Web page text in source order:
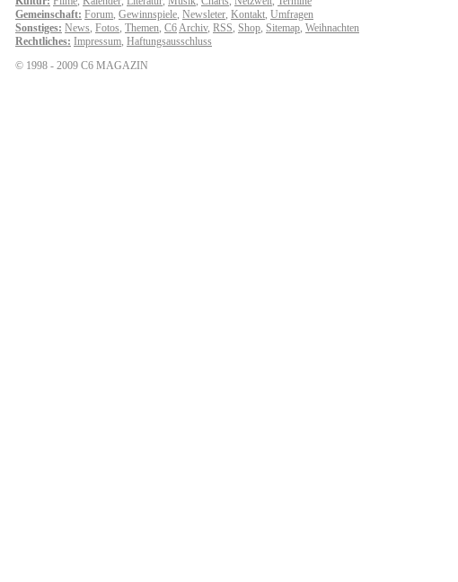
Gemeinschaft: Forum, Gewinnspiele, Newsleter, Kontakt, Umfragen
Sonstiges: News, Fotos, Themen, C6Archiv, RSS, Shop, Sitemap, Weihnachten
Rechtliches: Impressum, Haftungsausschluss
© 1998 - 2009 C6 MAGAZIN